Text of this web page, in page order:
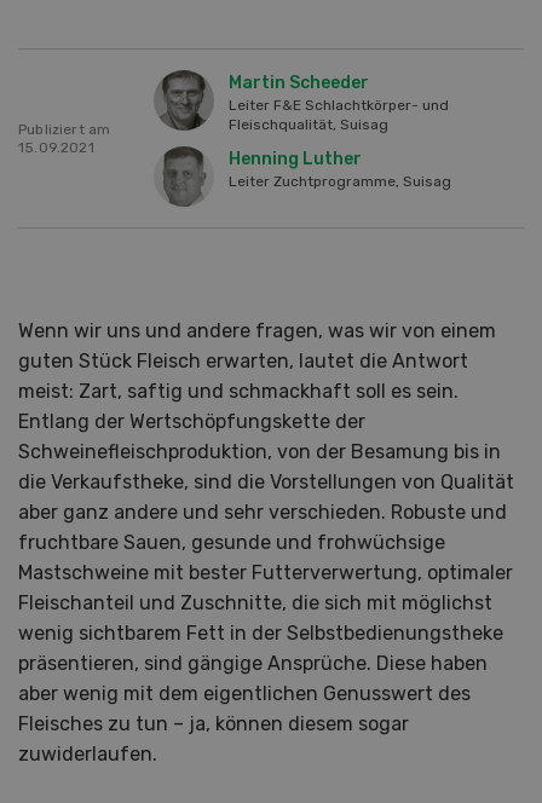
Publiziert am
15.09.2021
Martin Scheeder
Leiter F&E Schlachtkörper- und
Fleischqualität, Suisag
Henning Luther
Leiter Zuchtprogramme, Suisag
Wenn wir uns und andere fragen, was wir von einem
guten Stück Fleisch erwarten, lautet die Antwort
meist: Zart, saftig und schmackhaft soll es sein.
Entlang der Wertschöpfungskette der
Schweinefleischproduktion, von der Besamung bis in
die Verkaufstheke, sind die Vorstellungen von Qualität
aber ganz andere und sehr verschieden. Robuste und
fruchtbare Sauen, gesunde und frohwüchsige
Mastschweine mit bester Futterverwertung, optimaler
Fleischanteil und Zuschnitte, die sich mit möglichst
wenig sichtbarem Fett in der Selbstbedienungstheke
präsentieren, sind gängige Ansprüche. Diese haben
aber wenig mit dem eigentlichen Genusswert des
Fleisches zu tun – ja, können diesem sogar
zuwiderlaufen.